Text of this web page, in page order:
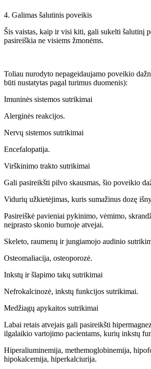
4. Galimas šalutinis poveikis
Šis vaistas, kaip ir visi kiti, gali sukelti šalutinį
pasireiškia ne visiems žmonėms.
Toliau nurodyto nepageidaujamo poveikio
būti nustatytas pagal turimus duomenis):
Imuninės sistemos sutrikimai
Alerginės reakcijos.
Nervų sistemos sutrikimai
Encefalopatija.
Virškinimo trakto sutrikimai
Gali pasireikšti pilvo skausmas, šio poveikio
Vidurių užkietėjimas, kuris sumažinus dozę
Pasireiškė pavieniai pykinimo, vėmimo,
neįprasto skonio burnoje atvejai.
Skeleto, raumenų ir jungiamojo audinio
Osteomaliacija, osteoporozė.
Inkstų ir šlapimo takų sutrikimai
Nefrokalcinozė, inkstų funkcijos sutrikimai.
Medžiagų apykaitos sutrikimai
Labai retais atvejais gali pasireikšti
ilgalaikio vartojimo pacientams, kurių inkstų
Hiperaliuminemija, methemoglobinemija,
hipokalcemija, hiperkalciurija.